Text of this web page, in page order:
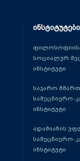
სოციალურ
ინსტიტუტი
საჯარო
სამეცნიერო-
ინსტიტუტი
ადამიანის
სამეცნიერო-
ინსტიტუტი